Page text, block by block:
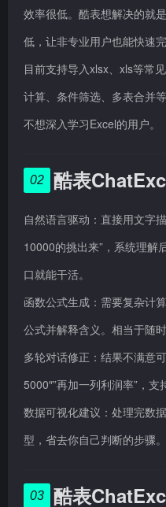
效率很低。酷表想解决的就
低，让非专业用户也能快速
目前支持导入xlsx、xls等常
计算、条件筛选、多表合并
不想深入学习Excel的用户。
02 酷表
自然语言驱动：直接用文字
10000的挑出来”，系统理解
口就能干活。
函数公式生成：需要复杂计
公式并解释含义。相当于随
多轮对话修正：结果不满意
5000″”再加一列利润率”，支
数据可视化建议：处理完数
型，省去你自己判断的步骤。
03 酷表